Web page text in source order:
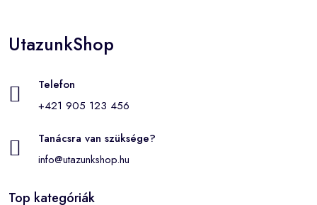
UtazunkShop
Telefon
+421 905 123 456
Tanácsra van szüksége?
info@utazunkshop.hu
Top kategóriák